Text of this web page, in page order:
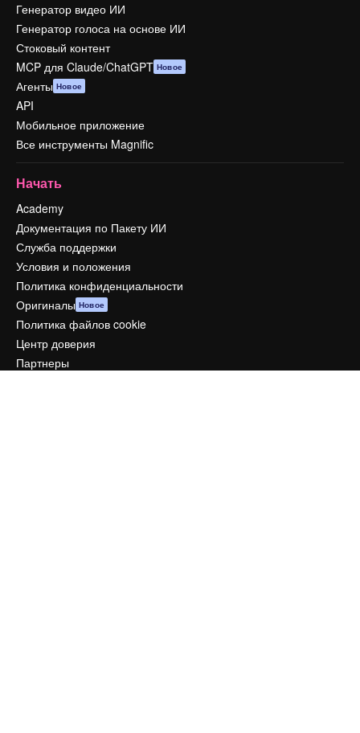
Генератор видео ИИ
Генератор голоса на основе ИИ
Стоковый контент
MCP для Claude/ChatGPT Новое
Агенты Новое
API
Мобильное приложение
Все инструменты Magnific
Начать
Academy
Документация по Пакету ИИ
Служба поддержки
Условия и положения
Политика конфиденциальности
Оригиналы Новое
Политика файлов cookie
Центр доверия
Партнеры